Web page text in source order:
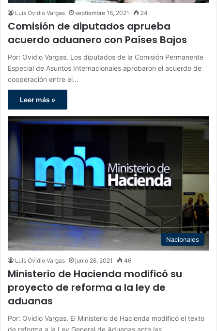
Luis Ovidio Vargas septiembre 16, 2021 24
Comisión de diputados aprueba
acuerdo aduanero con Países Bajos
Por: Ovidio Vargas. Los diputados de la Comisión Permanente
Especial de Asuntos Internacionales aprobaron el acuerdo de
cooperación entre el…
Leer más »
Nacionales
Luis Ovidio Vargas junio 26, 2021 46
Ministerio de Hacienda modificó su
proyecto de reforma a la ley de
aduanas
Por: Ovidio Vargas. El Ministerio de Hacienda modificó el texto